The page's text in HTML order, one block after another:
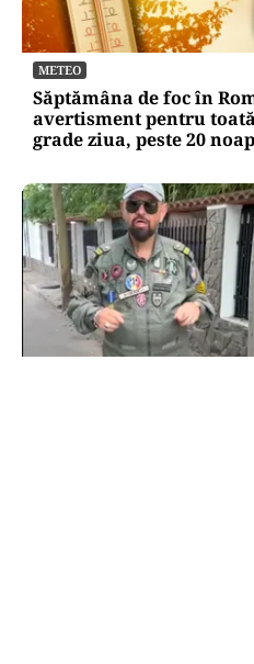
METEO
Săptămâna de foc în
avertisment pentru
grade ziua, peste 20